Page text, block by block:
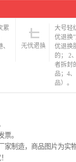
累
大号轻
优退换
优退换
的； 2
者拆封
品；4
品）。
。
家制造，商品图片为实